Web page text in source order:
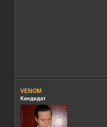
VENOM
Кандидат